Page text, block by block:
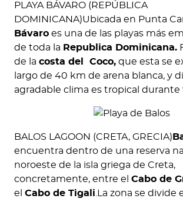
PLAYA BÁVARO (REPÚBLICA
DOMINICANA)Ubicada en Punta
Bávaro es una de las playas más
de toda la Republica Dominicana.
de la costa del Coco, que esta se
largo de 40 km de arena blanca, y
agradable clima es tropical durante
BALOS LAGOON (CRETA, GRECIA)
encuentra dentro de una reserva
noroeste de la isla griega de Creta,
concretamente, entre el Cabo de
el Cabo de Tigali.La zona se divide